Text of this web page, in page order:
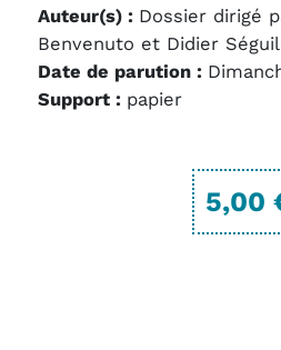
Auteur(s) : Dossier dirigé
Benvenuto et Didier
Date de parution :
Support : papier
5,00